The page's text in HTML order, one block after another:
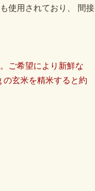
使用されており、 間接
ご希望により新鮮な
の玄米を精米すると約